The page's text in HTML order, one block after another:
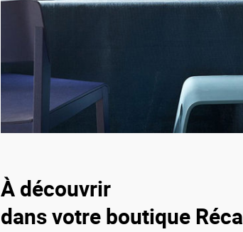
À découvrir
dans votre boutique Réca